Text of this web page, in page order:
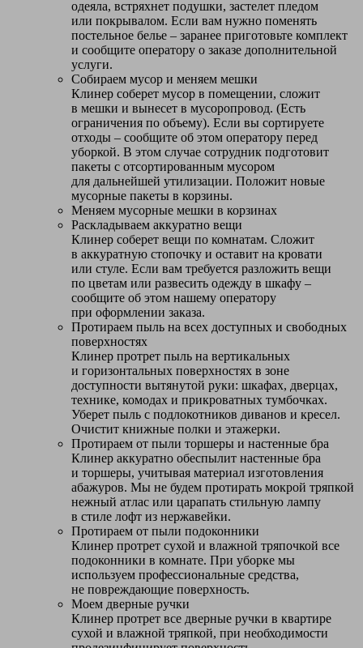
одеяла, встряхнет подушки, застелет пледом
или покрывалом. Если вам нужно поменять
постельное белье – заранее приготовьте комплект
и сообщите оператору о заказе дополнительной
услуги.
Собираем мусор и меняем мешки
Клинер соберет мусор в помещении, сложит
в мешки и вынесет в мусоропровод. (Есть
ограничения по объему). Если вы сортируете
отходы – сообщите об этом оператору перед
уборкой. В этом случае сотрудник подготовит
пакеты с отсортированным мусором
для дальнейшей утилизации. Положит новые
мусорные пакеты в корзины.
Меняем мусорные мешки в корзинах
Раскладываем аккуратно вещи
Клинер соберет вещи по комнатам. Сложит
в аккуратную стопочку и оставит на кровати
или стуле. Если вам требуется разложить вещи
по цветам или развесить одежду в шкафу –
сообщите об этом нашему оператору
при оформлении заказа.
Протираем пыль на всех доступных и свободных
поверхностях
Клинер протрет пыль на вертикальных
и горизонтальных поверхностях в зоне
доступности вытянутой руки: шкафах, дверцах,
технике, комодах и прикроватных тумбочках.
Уберет пыль с подлокотников диванов и кресел.
Очистит книжные полки и этажерки.
Протираем от пыли торшеры и настенные бра
Клинер аккуратно обеспылит настенные бра
и торшеры, учитывая материал изготовления
абажуров. Мы не будем протирать мокрой тряпкой
нежный атлас или царапать стильную лампу
в стиле лофт из нержавейки.
Протираем от пыли подоконники
Клинер протрет сухой и влажной тряпочкой все
подоконники в комнате. При уборке мы
используем профессиональные средства,
не повреждающие поверхность.
Моем дверные ручки
Клинер протрет все дверные ручки в квартире
сухой и влажной тряпкой, при необходимости